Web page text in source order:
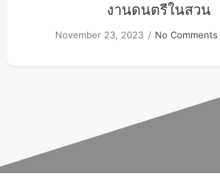
02-514-1840
งานดนตรีในสวน
November 23, 2023 No Comments